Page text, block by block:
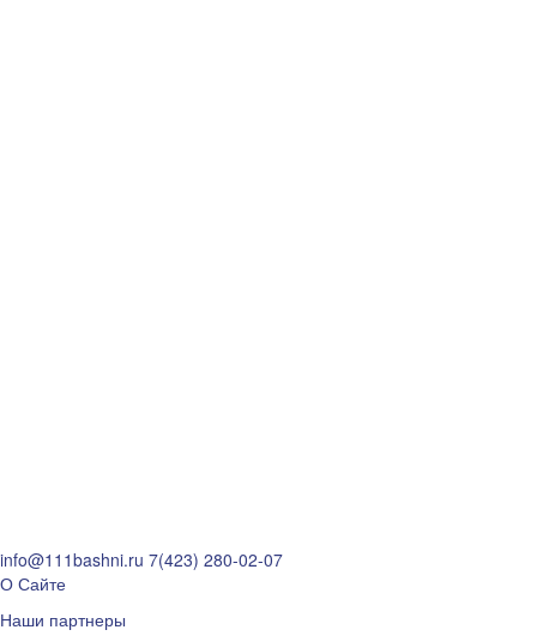
info@111bashni.ru 7(423) 280-02-07
О Сайте
Наши партнеры